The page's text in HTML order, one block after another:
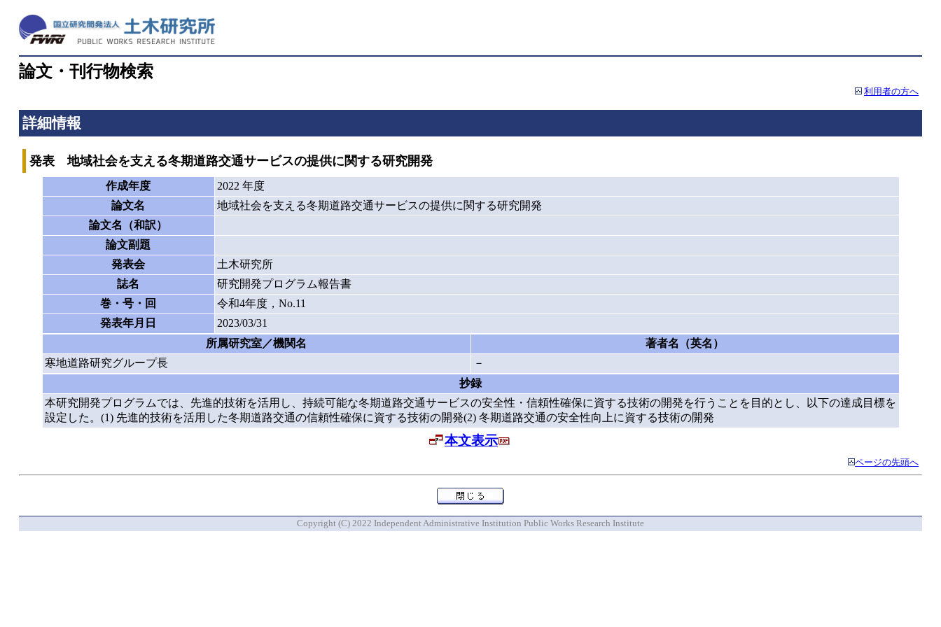
論文・刊行物検索
利用者の方へ
詳細情報
発表 地域社会を支える冬期道路交通サービスの提供に関する研究開発
作成年度
2022 年度
論文名
地域社会を支える冬期道路交通サービスの提供に関する研究開発
論文名（和訳）
論文副題
発表会
土木研究所
誌名
研究開発プログラム報告書
巻・号・回
令和4年度，No.11
発表年月日
2023/03/31
所属研究室／機関名
著者名（英名）
寒地道路研究グループ長
－
抄録
本研究開発プログラムでは、先進的技術を活用し、持続可能な冬期道路交通サービスの安全性・信頼性確保に資する技術の開発を行うことを目的とし、以下の達成目標を
設定した。(1) 先進的技術を活用した冬期道路交通の信頼性確保に資する技術の開発(2) 冬期道路交通の安全性向上に資する技術の開発
本文表示
ページの先頭へ
Copyright (C) 2022 Independent Administrative Institution Public Works Research Institute